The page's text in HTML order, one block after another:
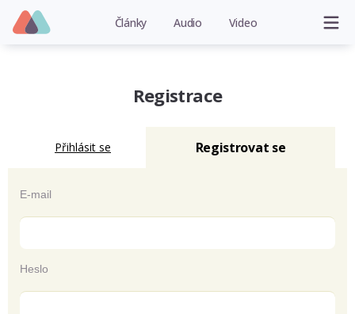
Články Audio Video
Registrace
Přihlásit se Registrovat se
E-mail
Heslo